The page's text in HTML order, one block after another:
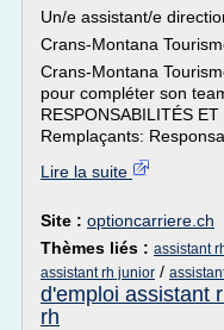
Un/e assistant/e
Crans-Montana
Crans-Montana
pour compléter son
RESPONSABILITÉS
Remplaçants:
Lire la suite
Site : optioncarriere.ch
Thèmes liés : assistant
assistant rh junior /
d'emploi assistant
rh